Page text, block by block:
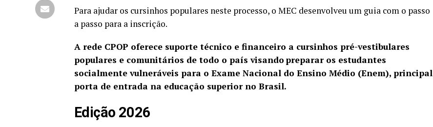
Para ajudar os cursinhos populares neste processo, o MEC desenvolveu um guia com o passo
a passo para a inscrição.
A rede CPOP oferece suporte técnico e financeiro a cursinhos pré-vestibulares
populares e comunitários de todo o país visando preparar os estudantes
socialmente vulneráveis para o Exame Nacional do Ensino Médio (Enem), principal
porta de entrada na educação superior no Brasil.
Edição 2026